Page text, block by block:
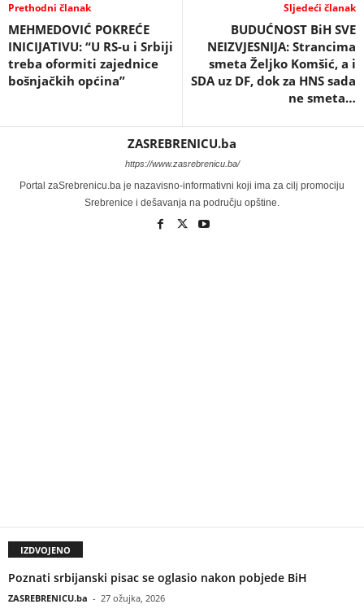
Prethodni članak
MEHMEDOVIĆ POKREĆE
INICIJATIVU: “U RS-u i Srbiji
treba oformiti zajednice
bošnjačkih općina”
Sljedeći članak
BUDUĆNOST BiH SVE
NEIZVJESNIJA: Strancima
smeta Željko Komšić, a i
SDA uz DF, dok za HNS sada
ne smeta…
ZASREBRENICU.ba
https://www.zasrebrenicu.ba/
Portal zaSrebrenicu.ba je nazavisno-informativni koji ima za cilj promociju
Srebrenice i dešavanja na području opštine.
IZDVOJENO
Poznati srbijanski pisac se oglasio nakon pobjede BiH
ZASREBRENICU.ba - 27 ožujka, 2026